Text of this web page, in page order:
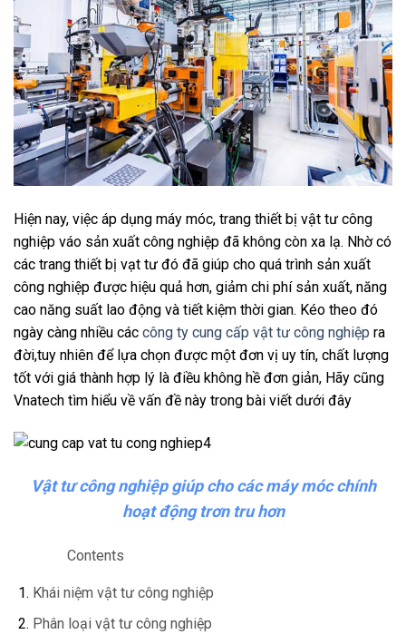
Hiện nay, việc áp dụng máy móc, trang thiết bị vật tư công
nghiệp váo sản xuất công nghiệp đã không còn xa lạ. Nhờ có
các trang thiết bị vạt tư đó đã giúp cho quá trình sản xuất
công nghiệp được hiệu quả hơn, giảm chi phí sản xuất, năng
cao năng suất lao động và tiết kiệm thời gian. Kéo theo đó
ngày càng nhiều các công ty cung cấp vật tư công nghiệp ra
đời,tuy nhiên để lựa chọn được một đơn vị uy tín, chất lượng
tốt với giá thành hợp lý là điều không hề đơn giản, Hãy cũng
Vnatech tìm hiểu về vấn đề này trong bài viết dưới đây
Vật tư công nghiệp giúp cho các máy móc chính
hoạt động trơn tru hơn
Contents
Khái niệm vật tư công nghiệp
Phân loại vật tư công nghiệp